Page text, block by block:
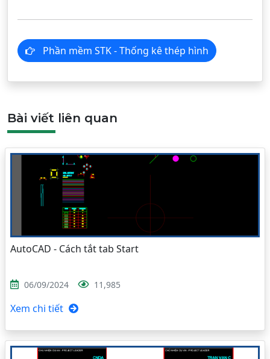
Phần mềm STK - Thống kê thép hình
Bài viết liên quan
AutoCAD - Cách tắt tab Start
06/09/2024 11,985
Xem chi tiết